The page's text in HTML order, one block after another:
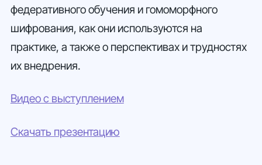
федеративного обучения и гомоморфного
шифрования, как они используются на
практике, а также о перспективах и трудностях
их внедрения.
Видео с выступлением
Скачать презентацию